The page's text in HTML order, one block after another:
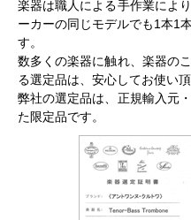
楽器は職人による手作業によ
ーカーの同じモデルでも1本1
す。
数多くの楽器に触れ、楽器の
る選定品は、安心してお使い
弊社の選定品は、正規輸入元
た限定品です。